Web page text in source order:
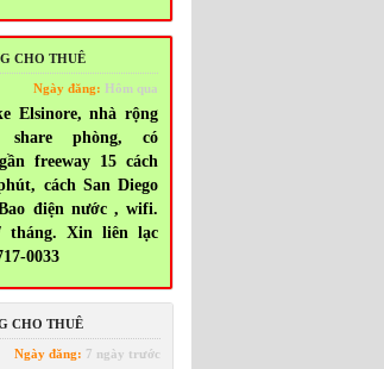
CHO THUÊ
Ngày đăng: Hôm qua
Elsinore, nhà rộng
phòng, có
freeway 15 cách
cách San Diego
điện nước , wifi.
tháng. Xin liên lạc
0033
CHO THUÊ
Ngày đăng: 7 ngày trước